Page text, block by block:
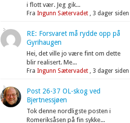
i flott vær. Jeg gik...
Fra Ingunn Sætervadet, 3 dager siden
RE: Forsvaret må rydde opp på
Gyrihaugen
Hei, det ville jo være fint om dette
blir realisert. Me...
Fra Ingunn Sætervadet, 3 dager siden
Post 26-37 OL-skog ved
Bjertnessjøen
Tok denne nordligste posten i
Romeriksåsen på fin sykke...